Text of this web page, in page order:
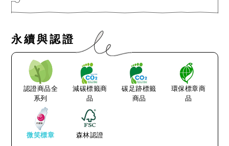
永續與認證
認證商品全
系列
減碳標籤商
品
碳足跡標籤
商品
環保標章商
品
微笑標章 森林認證